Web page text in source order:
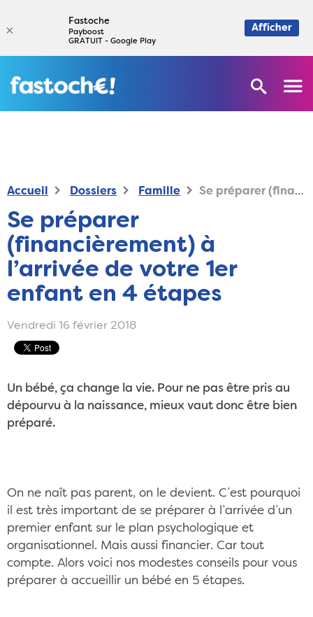
Accueil Dossiers Famille Se préparer (financièrement) à l’arrivée de votre 1er enfant en 4 étapes
Se préparer
(financièrement) à
l’arrivée de votre 1er
enfant en 4 étapes
Vendredi 16 février 2018
Un bébé, ça change la vie. Pour ne pas être pris au
dépourvu à la naissance, mieux vaut donc être bien
préparé.
On ne naît pas parent, on le devient. C’est pourquoi
il est très important de se préparer à l’arrivée d’un
premier enfant sur le plan psychologique et
organisationnel. Mais aussi financier. Car tout
compte. Alors voici nos modestes conseils pour vous
préparer à accueillir un bébé en 5 étapes.
×
Fastoche
Payboost
GRATUIT - Google Play
Afficher